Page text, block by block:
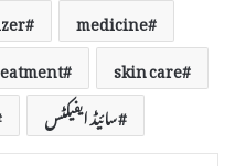
medicine
skin care
سائیڈ ایفیکٹس